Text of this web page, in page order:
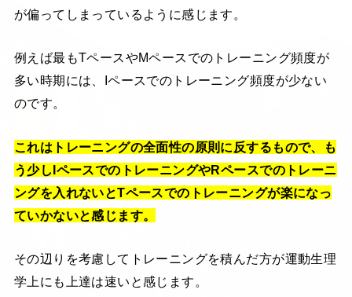
が偏ってしまっているように感じます。
例えば最もTペースやMペースでのトレーニング頻度が
多い時期には、Iペースでのトレーニング頻度が少ない
のです。
これはトレーニングの全面性の原則に反するもので、も
う少しIペースでのトレーニングやRペースでのトレーニ
ングを入れないとTペースでのトレーニングが楽になっ
ていかないと感じます。
その辺りを考慮してトレーニングを積んだ方が運動生理
学上にも上達は速いと感じます。